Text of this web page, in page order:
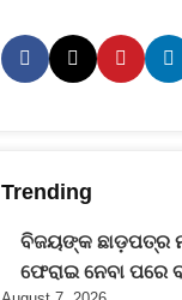
Trending
ବିଜୟଙ୍କ ଛାଡ଼ପତ୍ର
ଫେରାଇ ନେବା ପରେ